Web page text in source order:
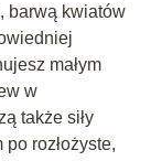
barwą kwiatów
małym
w
także siły
rozłożyste,